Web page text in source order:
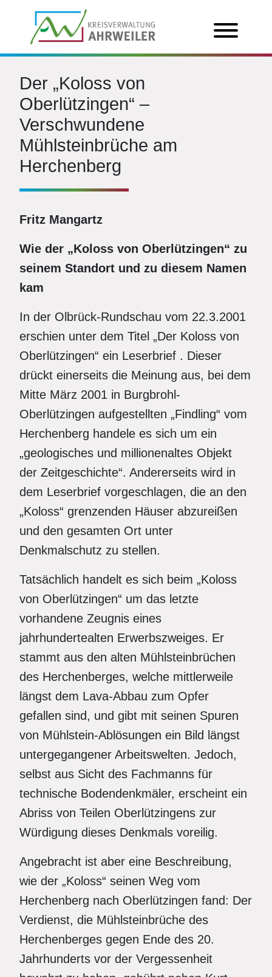
Der „Koloss von
Oberlützingen“ –
Verschwundene
Mühlsteinbrüche am
Herchenberg
Fritz Mangartz
Wie der „Koloss von Oberlützingen“ zu
seinem Standort und zu diesem Namen
kam
In der Olbrück-Rundschau vom 22.3.2001
erschien unter dem Titel „Der Koloss von
Oberlützingen“ ein Leserbrief . Dieser
drückt einerseits die Meinung aus, bei dem
Mitte März 2001 in Burgbrohl-
Oberlützingen aufgestellten „Findling“ vom
Herchenberg handele es sich um ein
„geologisches und millionenaltes Objekt
der Zeitgeschichte“. Andererseits wird in
dem Leserbrief vorgeschlagen, die an den
„Koloss“ grenzenden Häuser abzureißen
und den gesamten Ort unter
Denkmalschutz zu stellen.
Tatsächlich handelt es sich beim „Koloss
von Oberlützingen“ um das letzte
vorhandene Zeugnis eines
jahrhundertealten Erwerbszweiges. Er
stammt aus den alten Mühlsteinbrüchen
des Herchenberges, welche mittlerweile
längst dem Lava-Abbau zum Opfer
gefallen sind, und gibt mit seinen Spuren
von Mühlstein-Ablösungen ein Bild längst
untergegangener Arbeitswelten. Jedoch,
selbst aus Sicht des Fachmanns für
technische Bodendenkmäler, erscheint ein
Abriss von Teilen Oberlützingens zur
Würdigung dieses Denkmals voreilig.
Angebracht ist aber eine Beschreibung,
wie der „Koloss“ seinen Weg vom
Herchenberg nach Oberlützingen fand: Der
Verdienst, die Mühlsteinbrüche des
Herchenberges gegen Ende des 20.
Jahrhunderts vor der Vergessenheit